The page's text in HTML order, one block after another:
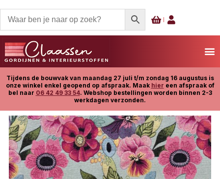
Tijdens de bouwvak van maandag 27 juli t/m zondag 16 augustus is
onze winkel enkel geopend op afspraak. Maak hier een afspraak of
bel naar 06 42 49 33 54. Webshop bestellingen worden binnen 2-3
werkdagen verzonden.